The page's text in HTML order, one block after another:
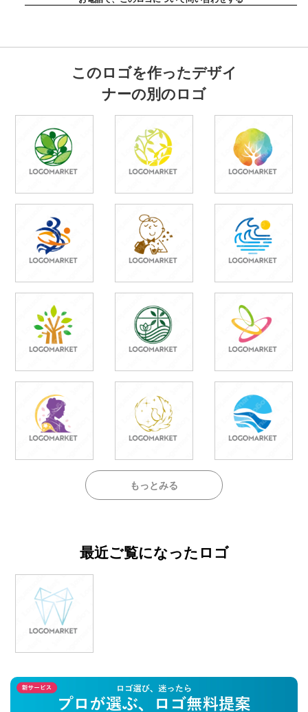
このロゴを作ったデザイ
ナーの別のロゴ
もっとみる
最近ご覧になったロゴ